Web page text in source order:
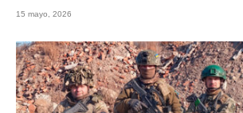
15 mayo, 2026